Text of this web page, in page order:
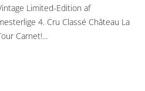
Limited-Edition af
4. Cru Classé Château La
Carnet!...